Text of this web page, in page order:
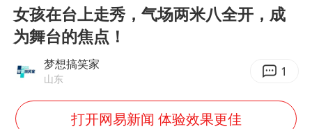
龚宝冬烈士安葬仪式举行
女孩在台上走秀，气场两米八全开，成
为舞台的焦点！
梦想搞笑家
山东 1
打开网易新闻 体验效果更佳